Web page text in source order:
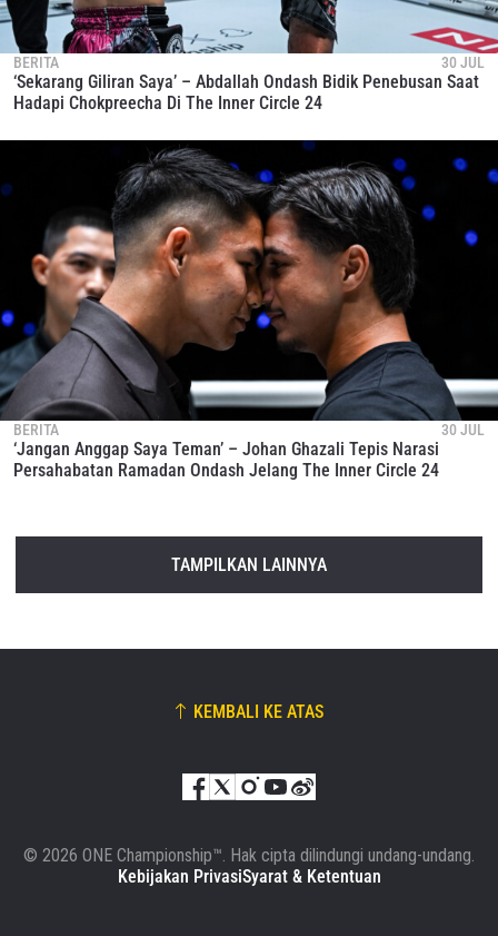
BERITA 30 JUL
‘Sekarang Giliran Saya’ – Abdallah Ondash Bidik Penebusan Saat
Hadapi Chokpreecha Di The Inner Circle 24
BERITA 30 JUL
‘Jangan Anggap Saya Teman’ – Johan Ghazali Tepis Narasi
Persahabatan Ramadan Ondash Jelang The Inner Circle 24
TAMPILKAN LAINNYA
KEMBALI KE ATAS
© 2026 ONE Championship™. Hak cipta dilindungi undang-undang.
Kebijakan PrivasiSyarat & Ketentuan